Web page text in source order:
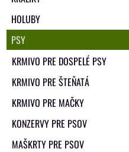
HOLUBY
PSY
KRMIVO PRE DOSPELÉ PSY
KRMIVO PRE ŠTEŇATÁ
KRMIVO PRE MAČKY
KONZERVY PRE PSOV
MAŠKRTY PRE PSOV